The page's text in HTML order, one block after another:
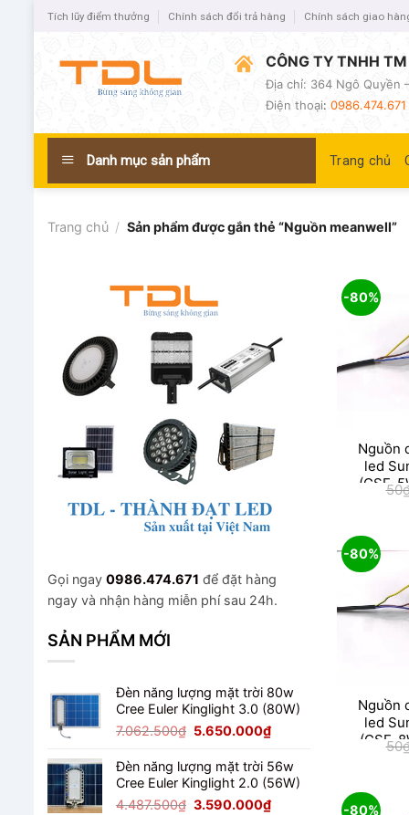
Tích lũy điểm thưởng Chính sách đổi trả hàng Chính sách giao
CÔNG TY TNHH
Địa chỉ: 364 Ngô Quyền
Điện thoại:
Danh mục sản phẩm Trang chủ
Trang chủ / Sản phẩm được gắn thẻ “Nguồn meanwell”
Gọi ngay 0986.474.671 để đặt hàng
ngay và nhận hàng miễn phí sau 24h.
SẢN PHẨM MỚI
Đèn năng lượng mặt trời 80w
Cree Euler Kinglight 3.0 (80W)
7.062.500₫ Giá
là:
7.062.500₫.
5.650.000₫Giá
tại
là:
5.650.000₫.
Đèn năng lượng mặt trời 56w
Cree Euler Kinglight 2.0 (56W)
4.487.500₫ Giá
3.590.000₫Giá
-80%
Nguồn
led
(GSE-
50
-80%
Nguồn
led
(GSE-
50
-80%